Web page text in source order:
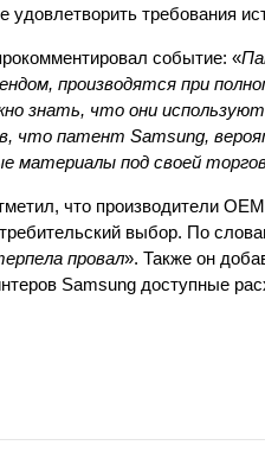
удовлетворить требования
событие: «
производятся при
знать, что они
что патент Samsung,
материалы под своей
что производители
выбор. По
провал». Также он
Samsung доступные